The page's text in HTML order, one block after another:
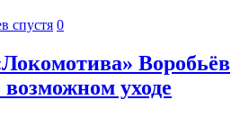
спустя 0
Воробьёв
уходе